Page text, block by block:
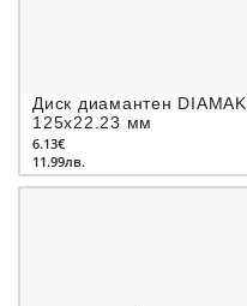
Диск диамантен DIAMAK
125х22.23 мм
6.13€
11.99лв.